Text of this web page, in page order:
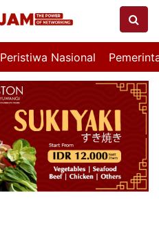
Peristiwa Nasional